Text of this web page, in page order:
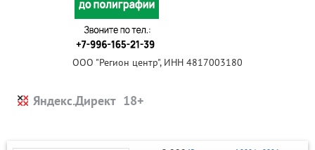
ООО "Регион центр", ИНН 4817003180
Яндекс.Директ